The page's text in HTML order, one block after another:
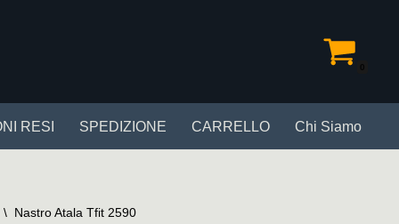
RESI SPEDIZIONE CARRELLO Chi Siamo
\ Nastro Atala Tfit 2590